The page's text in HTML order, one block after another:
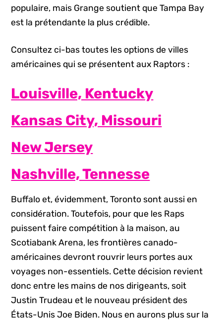
populaire, mais Grange soutient que Tampa Bay
est la prétendante la plus crédible.
Consultez ci-bas toutes les options de villes
américaines qui se présentent aux Raptors :
Louisville, Kentucky
Kansas City, Missouri
New Jersey
Nashville, Tennesse
Buffalo et, évidemment, Toronto sont aussi en
considération. Toutefois, pour que les Raps
puissent faire compétition à la maison, au
Scotiabank Arena, les frontières canado-
américaines devront rouvrir leurs portes aux
voyages non-essentiels. Cette décision revient
donc entre les mains de nos dirigeants, soit
Justin Trudeau et le nouveau président des
États-Unis Joe Biden. Nous en aurons plus sur la